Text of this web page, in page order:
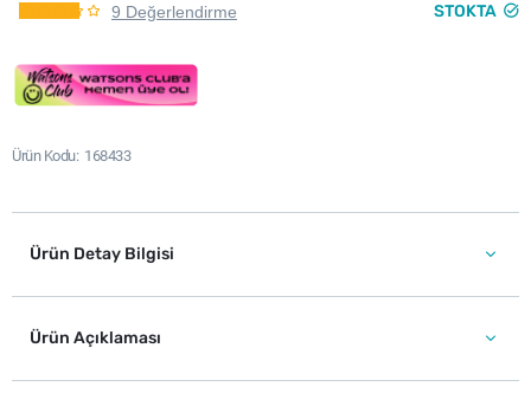
9 Değerlendirme STOKTA
Ürün Kodu 168433
Ürün Detay Bilgisi
Ürün Açıklaması